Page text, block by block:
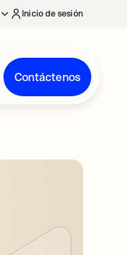
Inicio de sesión
Contáctenos